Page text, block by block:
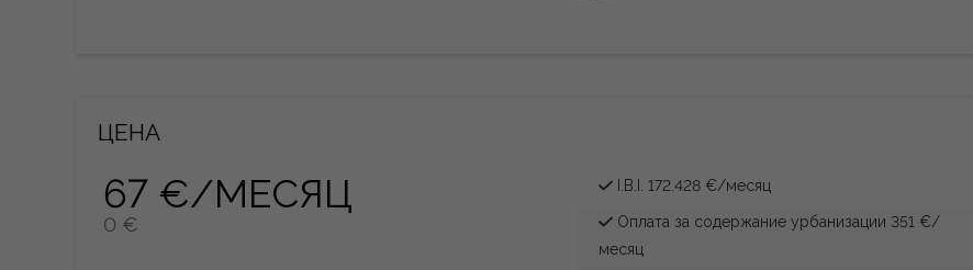
ЦЕНА
67 €/МЕСЯЦ
0 €
I.B.I. 172.428 €/месяц
Оплата за содержание урбанизации 351 €/
месяц